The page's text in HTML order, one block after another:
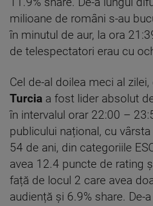
milioane de români s-au
în minutul de aur, la ora
de telespectatori erau cu
Cel de-al doilea meci al
Turcia a fost lider absolut
în intervalul orar 22:00 –
publicului național, cu
54 de ani, din categoriile
avea 12.4 puncte de rating
față de locul 2 care avea
audiență și 6.9% share. De-